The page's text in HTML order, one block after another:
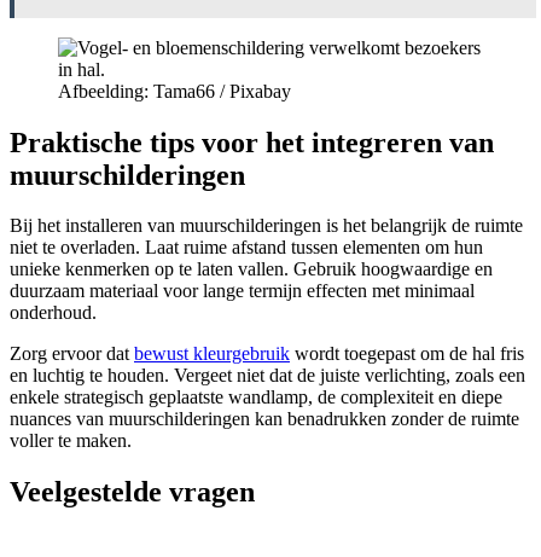
Afbeelding: Tama66 / Pixabay
Praktische tips voor het integreren van
muurschilderingen
Bij het installeren van muurschilderingen is het belangrijk de ruimte
niet te overladen. Laat ruime afstand tussen elementen om hun
unieke kenmerken op te laten vallen. Gebruik hoogwaardige en
duurzaam materiaal voor lange termijn effecten met minimaal
onderhoud.
Zorg ervoor datbewust kleurgebruik wordt toegepast om de hal fris
en luchtig te houden. Vergeet niet dat de juiste verlichting, zoals een
enkele strategisch geplaatste wandlamp, de complexiteit en diepe
nuances van muurschilderingen kan benadrukken zonder de ruimte
voller te maken.
Veelgestelde vragen